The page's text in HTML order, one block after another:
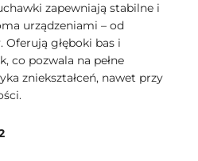
zapewniają stabilne i
urządzeniami – od
głęboki bas i
co pozwala na pełne
zniekształceń, nawet przy